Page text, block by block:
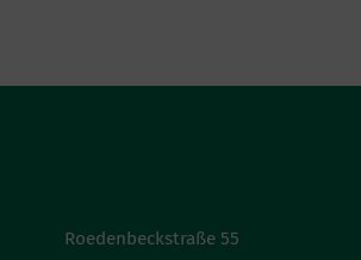
Roedenbeckstraße 55